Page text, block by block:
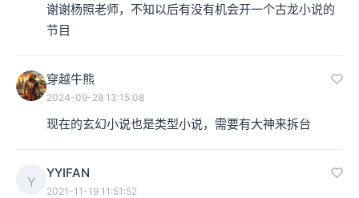
盛，向《岳传》里讨来一位杨再兴，权充郭靖、杨康的先
这两个人原来是有来历的。
我们继续读下去，大春说：“至于《书剑恩仇录》里的乾
铁木真父子和丘处机，《倚天屠龙记》里的张三丰，《天
谢谢杨照老师，不知以后有没有机会开一个古龙小说的
节目
穿越牛熊
2024-09-28 13:15:08
现在的玄幻小说也是类型小说，需要有大神来拆台
Y
YYIFAN
2021-11-19 11:51:52